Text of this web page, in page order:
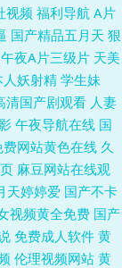
色官网 福利av久久
费视频 黄色A片天
亚洲日韩欧美自慰
久久亚洲精品91 91
论坛 豆花黑料导航
啪 欧美熟女TV 肏屄
视频 福利导航 A片
国产精品五月天 狠
午夜A片三级片 天美
人妖射精 学生妹
清国产剧观看 人妻
午夜导航在线 国
费网站黄色在线 久
麻豆网站在线观
天婷婷爱 国产不卡
视频黄全免费 国产
免费成人软件 黄
伦理视频网站 黄